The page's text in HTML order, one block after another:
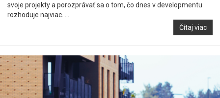
svoje projekty a porozprávať sa o tom, čo dnes v developmentu
rozhoduje najviac. ...
Čítaj viac